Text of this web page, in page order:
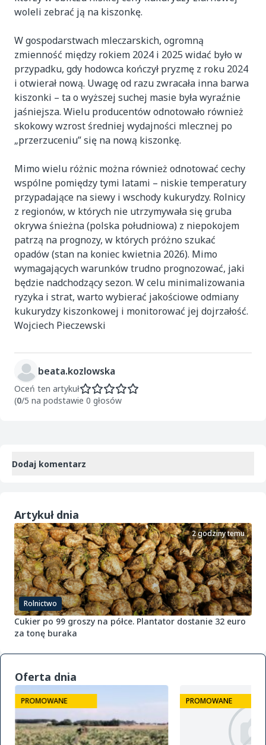
woleli zebrać ją na kiszonkę.
W gospodarstwach mleczarskich, ogromną
zmienność między rokiem 2024 i 2025 widać było w
przypadku, gdy hodowca kończył pryzmę z roku 2024
i otwierał nową. Uwagę od razu zwracała inna barwa
kiszonki – ta o wyższej suchej masie była wyraźnie
jaśniejsza. Wielu producentów odnotowało również
skokowy wzrost średniej wydajności mlecznej po
„przerzuceniu” się na nową kiszonkę.
Mimo wielu różnic można również odnotować cechy
wspólne pomiędzy tymi latami – niskie temperatury
przypadające na siewy i wschody kukurydzy. Rolnicy
z regionów, w których nie utrzymywała się gruba
okrywa śnieżna (polska południowa) z niepokojem
patrzą na prognozy, w których próżno szukać
opadów (stan na koniec kwietnia 2026). Mimo
wymagających warunków trudno prognozować, jaki
będzie nadchodzący sezon. W celu minimalizowania
ryzyka i strat, warto wybierać jakościowe odmiany
kukurydzy kiszonkowej i monitorować jej dojrzałość.
Wojciech Pieczewski
beata.kozlowska
Oceń ten artykuł
(0/5 na podstawie 0 głosów
Dodaj komentarz
Artykuł dnia
Rolnictwo
2 godziny temu
Cukier po 99 groszy na półce. Plantator dostanie 32 euro
za tonę buraka
Oferta dnia
PROMOWANE PROMOWANE